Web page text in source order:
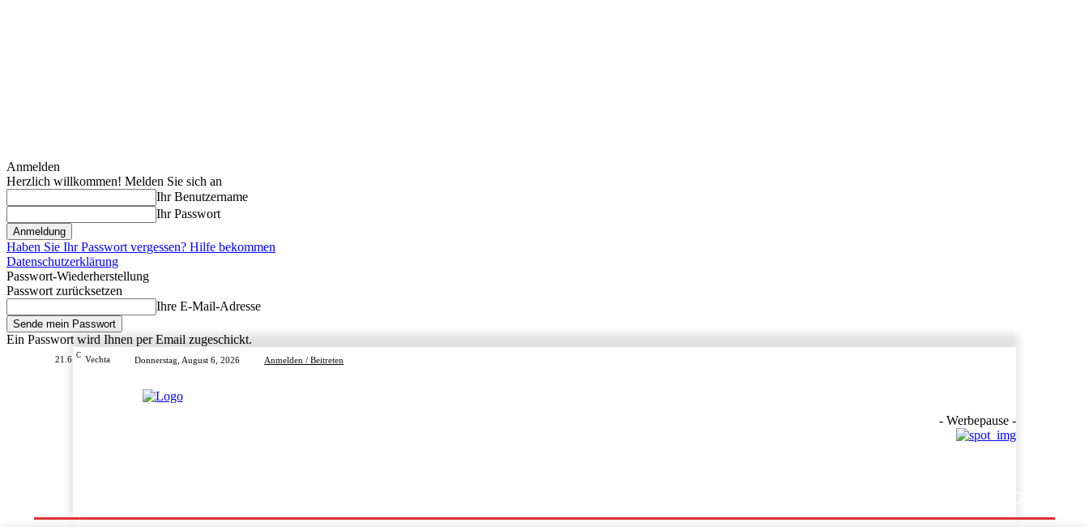
Anmelden
Herzlich willkommen! Melden Sie sich an
Ihr Benutzername
Ihr Passwort
Haben Sie Ihr Passwort vergessen? Hilfe bekommen
Datenschutzerklärung
Passwort-Wiederherstellung
Passwort zurücksetzen
Ihre E-Mail-Adresse
Ein Passwort wird Ihnen per Email zugeschickt.
21.6 C Vechta Donnerstag, August 6, 2026 Anmelden / Beitreten
- Werbepause -